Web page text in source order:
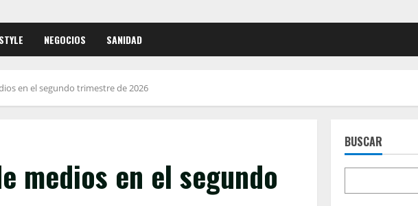
NEGOCIOS SANIDAD
en el segundo trimestre de 2026
medios en el segundo
BUSCAR